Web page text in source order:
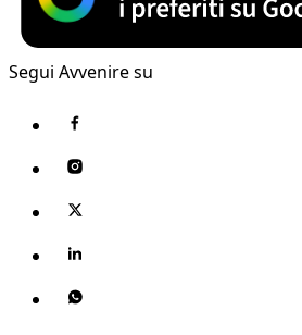
Segui Avvenire su